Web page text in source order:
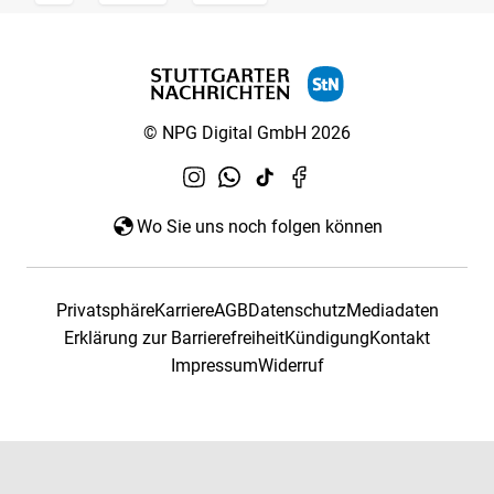
© NPG Digital GmbH 2026
Wo Sie uns noch folgen können
PrivatsphäreKarriereAGBDatenschutzMediadaten
Erklärung zur BarrierefreiheitKündigungKontakt
ImpressumWiderruf